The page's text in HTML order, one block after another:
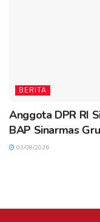
BERITA
Anggota DPR RI
BAP Sinarmas
03/08/2026